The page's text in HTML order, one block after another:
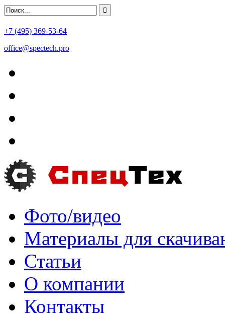
+7 (495) 369-53-64
office@spectech.pro
Фото/видео
Материалы для
Статьи
О компании
Контакты